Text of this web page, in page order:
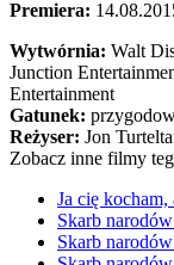
Premiera:
Wytwórnia: Walt
Junction
Entertainment
Gatunek:
Reżyser: Jon
Zobacz inne filmy
Ja cię
Skarb
Skarb